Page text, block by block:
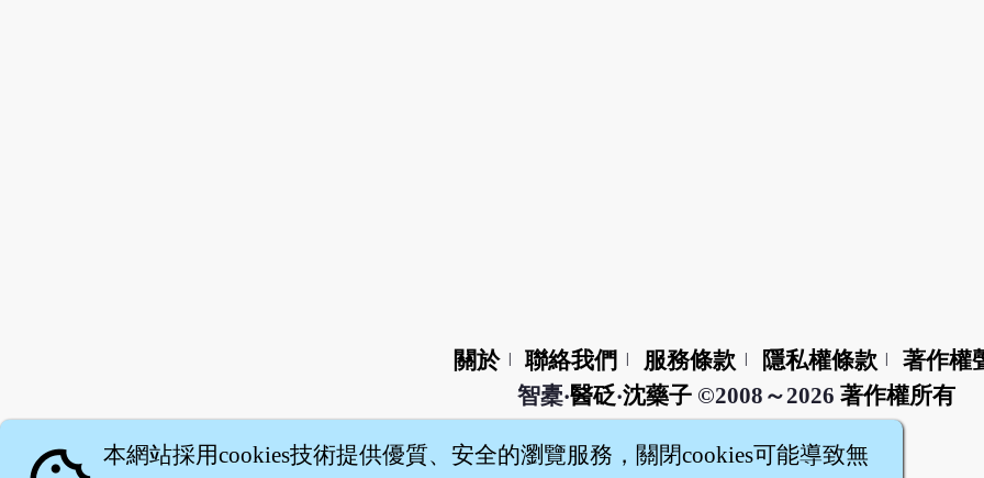
關於 聯絡我們 服務條款 隱私權條款
著作權
智橐‧醫砭‧沈藥子©2008～2026 著作權所有
本網站採用cookies技術提供優質、安全的瀏覽服務，關閉cookies可能導致無